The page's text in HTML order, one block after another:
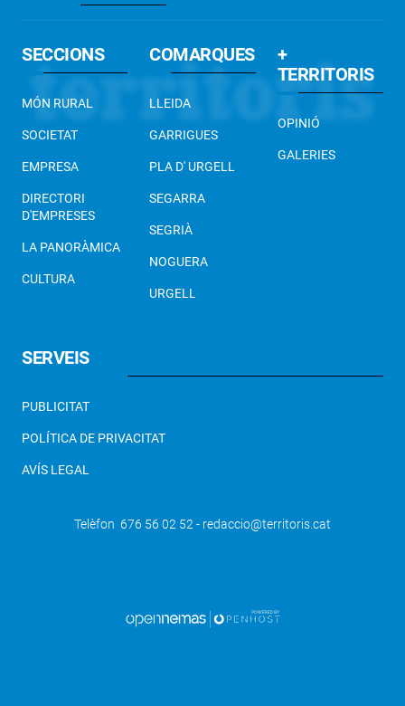
SECCIONS
MÓN RURAL
SOCIETAT
EMPRESA
DIRECTORI
D'EMPRESES
LA PANORÀMICA
CULTURA
COMARQUES
LLEIDA
GARRIGUES
PLA D' URGELL
SEGARRA
SEGRIÀ
NOGUERA
URGELL
+
TERRITORIS
OPINIÓ
GALERIES
SERVEIS
PUBLICITAT
POLÍTICA DE PRIVACITAT
AVÍS LEGAL
Telèfon 676 56 02 52 - redaccio@territoris.cat